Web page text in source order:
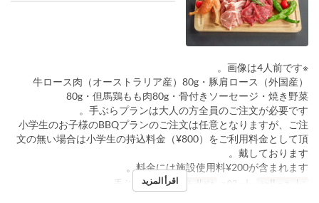
※画像は4人前です。
牛ロース肉（オーストラリア産）80g・豚肩ロース（外国産）
80g・但馬鶏もも肉80g・骨付きソーセージ・焼き野菜
手ぶらプランは大人の方全員のご注文が必要です。
小学生のお子様のBBQプランのご注文は任意となりますが、ご注
文の無い場合は小学生の持込料金（¥800）をご利用料金として頂
戴しております。
料金には施設使用料¥200が含まれます。
تواريخ صالحة فئة المقعد 手ぶらガス火席
اقرأ المزيد